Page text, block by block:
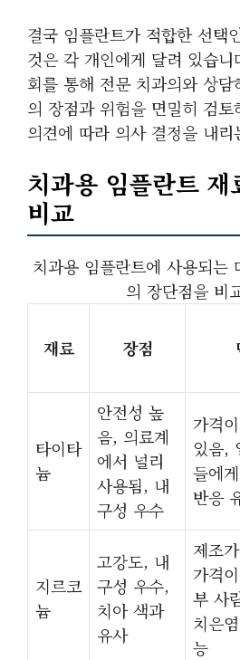
결국 임플란트가 적합한 선택
것은 각 개인에게 달려 있습
회를 통해 전문 치과의와 상
의 장점과 위험을 면밀히 검
의견에 따라 의사 결정을 내
치과용 임플란트 재
비교
치과용 임플란트에 사용되는
의 장단점을 비
재료 장점
타이타
늄
안전성 높
음, 의료계
에서 널리
사용됨, 내
구성 우수
가격
있음,
들에
반응
지르코
늄
고강도, 내
구성 우수,
치아 색과
유사
제조
가격
부 사
치은
능